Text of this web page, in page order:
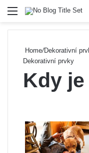
Menu
Home/Dekorativní
Dekorativní prvky
Kdy